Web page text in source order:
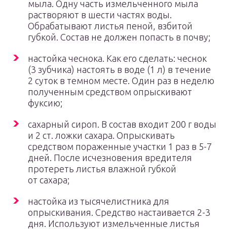
мыла. Одну часть измельченного мыла
растворяют в шести частях воды.
Обрабатывают листья пеной, взбитой
губкой. Состав не должен попасть в почву;
настойка чеснока. Как его сделать: чеснок
(3 зубчика) настоять в воде (1 л) в течение
2 суток в темном месте. Один раз в неделю
полученным средством опрыскивают
фуксию;
сахарный сироп. В состав входит 200 г воды
и 2 ст. ложки сахара. Опрыскивать
средством пораженные участки 1 раз в 5-7
дней. После исчезновения вредителя
протереть листья влажной губкой
от сахара;
настойка из тысячелистника для
опрыскивания. Средство настаивается 2-3
дня. Используют измельченные листья